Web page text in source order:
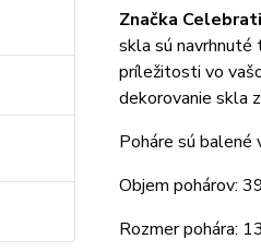
Značka
skla sú navrhnuté
príležitosti vo
dekorovanie skla
Poháre sú balené
Objem pohárov:
Rozmer pohára: